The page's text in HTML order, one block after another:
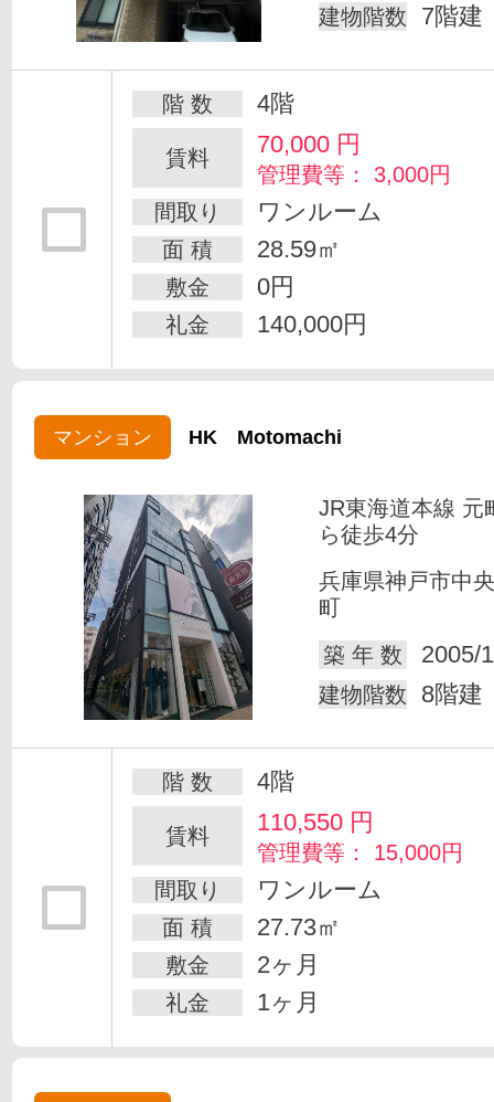
建物階数 7階建
階 数 4階
賃料 70,000 円
管理費等： 3,000円
間取り
ワンルーム
面 積 28.59㎡
敷金 0円
礼金 140,000円
マンション HK Motomachi
JR東海道本線 元
ら徒歩4分
兵庫県神戸市中
町
築 年 数
2005/
建物階数 8階建
階 数 4階
賃料 110,550 円
管理費等： 15,000円
間取り
ワンルーム
面 積 27.73㎡
敷金 2ヶ月
礼金 1ヶ月